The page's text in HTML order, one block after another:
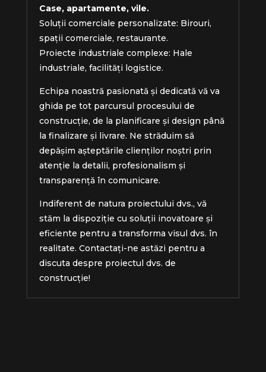
Case, apartamente, vile.
Soluții comerciale personalizate: Birouri,
spații comerciale, restaurante.
Proiecte industriale complexe: Hale
industriale, facilități logistice.
Echipa noastră pasionată și dedicată vă va
ghida pe tot parcursul procesului de
construcție, de la planificare și design până
la finalizare și livrare. Ne străduim să
depășim așteptările clienților noștri prin
atenție la detalii, profesionalism și
transparență în comunicare.
Indiferent de natura proiectului dvs., vă
stăm la dispoziție cu soluții inovatoare și
eficiente pentru a transforma visul dvs. în
realitate. Contactați-ne astăzi pentru a
discuta despre proiectul dvs. de
construcție!